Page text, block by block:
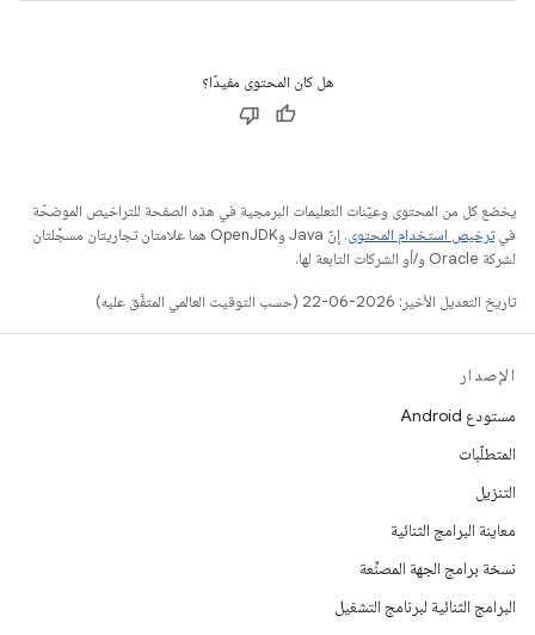
هل كان المحتوى مفيدًا؟
يخضع كل من المحتوى وعيّنات التعليمات البرمجية في هذه الصفحة للتراخيص الموضحّة
فيترخيص استخدام المحتوى
. إنّ Java وOpenJDK هما علامتان تجاريتان مسجَّلتان
لشركة Oracle و/أو الشركات التابعة لها.
تاريخ التعديل الأخير: 2026-06-22 (حسب التوقيت العالمي المتفَّق عليه)
الإصدار
مستودع Android
المتطلّبات
التنزيل
معاينة البرامج الثنائية
نسخة برامج الجهة المصنِّعة
البرامج الثنائية لبرنامج التشغيل